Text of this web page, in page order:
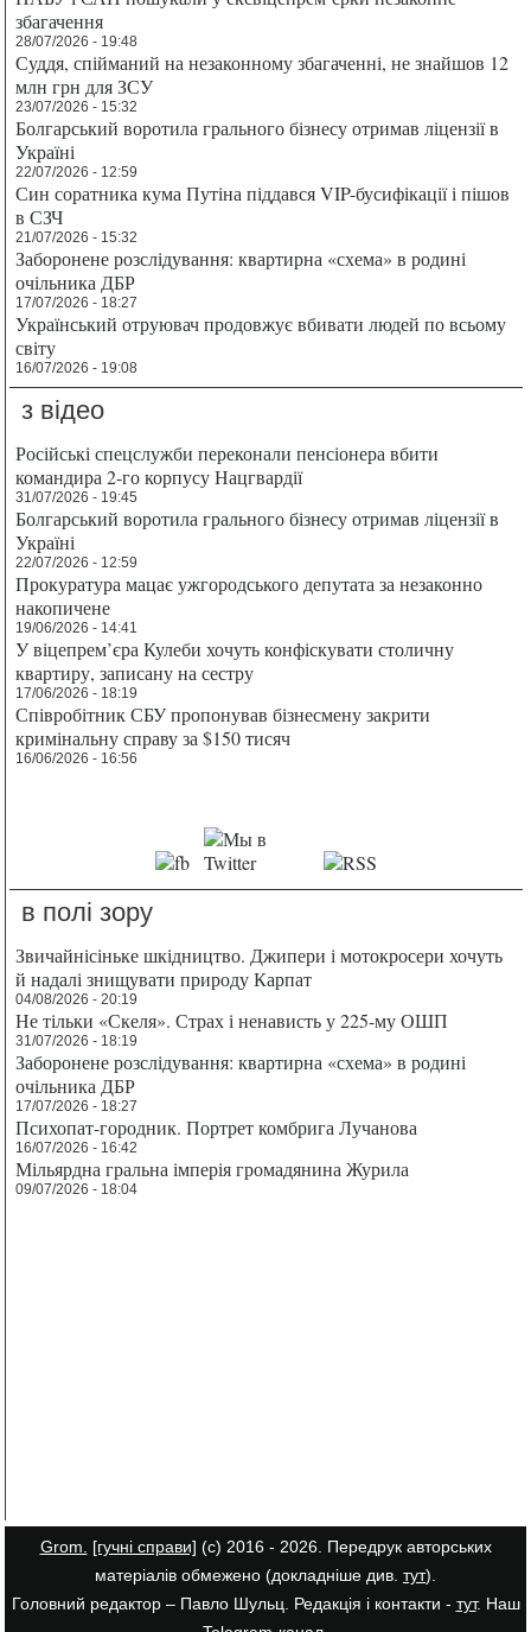
збагачення
28/07/2026 - 19:48
Суддя, спійманий на незаконному збагаченні, не знайшов 12
млн грн для ЗСУ
23/07/2026 - 15:32
Болгарський воротила грального бізнесу отримав ліцензії в
Україні
22/07/2026 - 12:59
Син соратника кума Путіна піддався VIP-бусифікації і пішов
в СЗЧ
21/07/2026 - 15:32
Заборонене розслідування: квартирна «схема» в родині
очільника ДБР
17/07/2026 - 18:27
Український отруювач продовжує вбивати людей по всьому
світу
16/07/2026 - 19:08
з відео
Російські спецслужби переконали пенсіонера вбити
командира 2-го корпусу Нацгвардії
31/07/2026 - 19:45
Болгарський воротила грального бізнесу отримав ліцензії в
Україні
22/07/2026 - 12:59
Прокуратура мацає ужгородського депутата за незаконно
накопичене
19/06/2026 - 14:41
У віцепрем’єра Кулеби хочуть конфіскувати столичну
квартиру, записану на сестру
17/06/2026 - 18:19
Співробітник СБУ пропонував бізнесмену закрити
кримінальну справу за $150 тисяч
16/06/2026 - 16:56
в полі зору
Звичайнісіньке шкідництво. Джипери і мотокросери хочуть
й надалі знищувати природу Карпат
04/08/2026 - 20:19
Не тільки «Скеля». Страх і ненависть у 225-му ОШП
31/07/2026 - 18:19
Заборонене розслідування: квартирна «схема» в родині
очільника ДБР
17/07/2026 - 18:27
Психопат-городник. Портрет комбрига Лучанова
16/07/2026 - 16:42
Мільярдна гральна імперія громадянина Журила
09/07/2026 - 18:04
Grom. [гучні справи] (с) 2016 - 2026. Передрук авторських
матеріалів обмежено (докладніше див. тут).
Головний редактор – Павло Шульц. Редакція і контакти - тут. Наш